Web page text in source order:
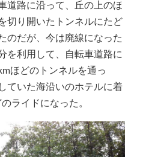
道路に沿って、丘の上のほ
切り開いたトンネルにたど
のだが、今は廃線になった
を利用して、自転車道路に
ほどのトンネルを通っ
ていた海沿いのホテルに着
ライドになった。